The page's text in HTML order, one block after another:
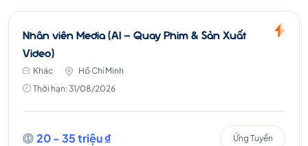
Nhân viên Media (AI – Quay Phim & Sản Xuất
Video)
Khác
Hồ Chí Minh
Thời hạn: 31/08/2026
20 - 35 triệu ₫ Ứng Tuyển